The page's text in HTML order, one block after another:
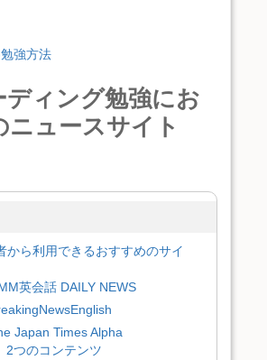
強方法
ディング勉強にお
ニュースサイト
から利用できるおすすめのサイ
英会話 DAILY NEWS
Japan Times Alpha
2つのコンテンツ